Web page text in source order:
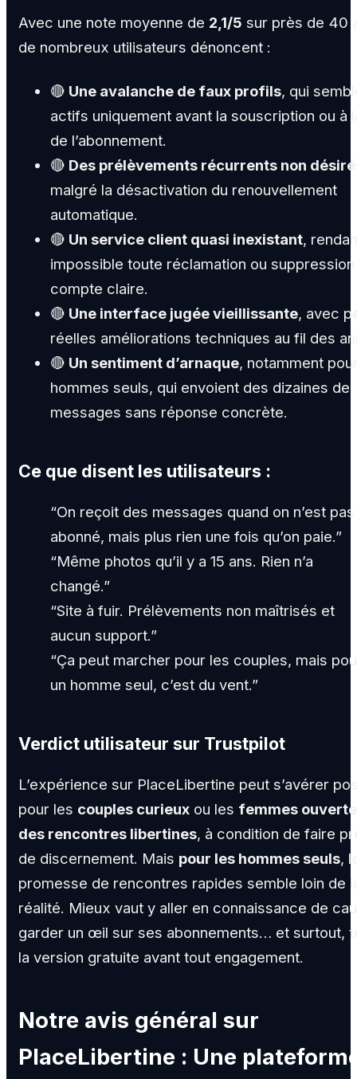
Avec une note moyenne de 2,1/5 sur près de 40
de nombreux utilisateurs dénoncent :
🔴 Une avalanche de faux profils, qui
actifs uniquement avant la souscription ou à
de l’abonnement.
🔴 Des prélèvements récurrents non
malgré la désactivation du renouvellement
automatique.
🔴 Un service client quasi inexistant,
impossible toute réclamation ou
compte claire.
🔴 Une interface jugée vieillissante, avec
réelles améliorations techniques au fil des
🔴 Un sentiment d’arnaque, notamment
hommes seuls, qui envoient des dizaines de
messages sans réponse concrète.
Ce que disent les utilisateurs :
“On reçoit des messages quand on n’est pas
abonné, mais plus rien une fois qu’on paie.”
“Même photos qu’il y a 15 ans. Rien n’a
changé.”
“Site à fuir. Prélèvements non maîtrisés et
aucun support.”
“Ça peut marcher pour les couples, mais
un homme seul, c’est du vent.”
Verdict utilisateur sur Trustpilot
L’expérience sur PlaceLibertine peut s’avérer
pour les couples curieux ou les femmes
des rencontres libertines, à condition de faire
de discernement. Mais pour les hommes seuls,
promesse de rencontres rapides semble loin de
réalité. Mieux vaut y aller en connaissance de
garder un œil sur ses abonnements… et surtout,
la version gratuite avant tout engagement.
Notre avis général sur
PlaceLibertine : Une